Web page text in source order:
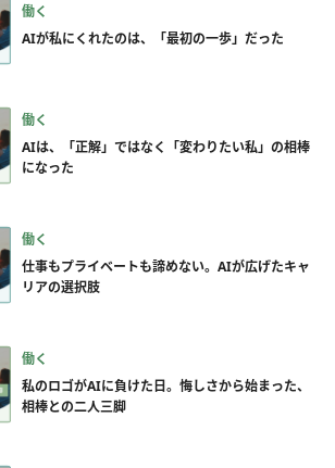
働く
AIが私にくれたのは、「最初の一歩」だった
働く
AIは、「正解」ではなく「変わりたい私」の相棒
になった
働く
仕事もプライベートも諦めない。AIが広げたキャ
リアの選択肢
働く
私のロゴがAIに負けた日。悔しさから始まった、
相棒との二人三脚